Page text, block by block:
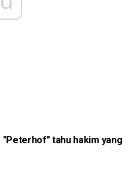
tahu hakim yang